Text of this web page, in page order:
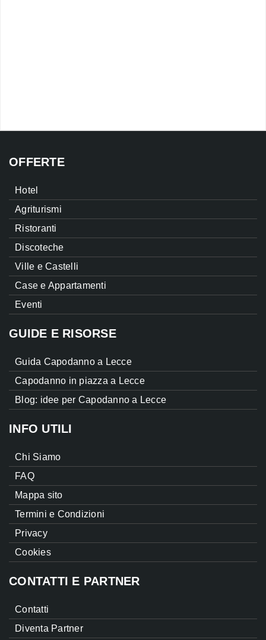
OFFERTE
Hotel
Agriturismi
Ristoranti
Discoteche
Ville e Castelli
Case e Appartamenti
Eventi
GUIDE E RISORSE
Guida Capodanno a Lecce
Capodanno in piazza a Lecce
Blog: idee per Capodanno a Lecce
INFO UTILI
Chi Siamo
FAQ
Mappa sito
Termini e Condizioni
Privacy
Cookies
CONTATTI E PARTNER
Contatti
Diventa Partner